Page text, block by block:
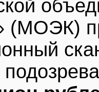
(МОЭК)